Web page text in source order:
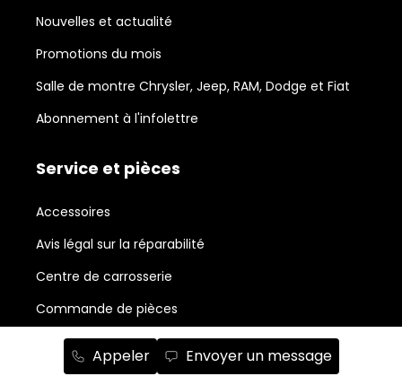
Appeler Envoyer un message
Nouvelles et actualité
Promotions du mois
Salle de montre Chrysler, Jeep, RAM, Dodge et Fiat
Abonnement à l'infolettre
Service et pièces
Accessoires
Avis légal sur la réparabilité
Centre de carrosserie
Commande de pièces
Forfaits esthétiques
Planifiez un rendez-vous